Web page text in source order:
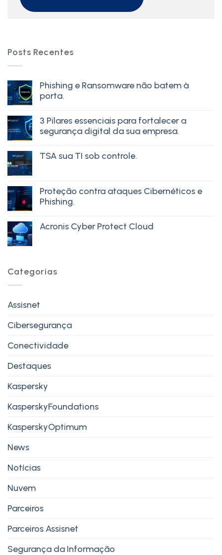
Posts Recentes
Phishing e Ransomware não batem à
porta.
3 Pilares essenciais para fortalecer a
segurança digital da sua empresa.
TSA sua TI sob controle.
Proteção contra ataques Cibernéticos e
Phishing.
Acronis Cyber Protect Cloud
Categorias
Assisnet
Cibersegurança
Conectividade
Destaques
Kaspersky
KasperskyFoundations
KasperskyOptimum
News
Notícias
Nuvem
Parceiros
Parceiros Assisnet
Segurança da Informação